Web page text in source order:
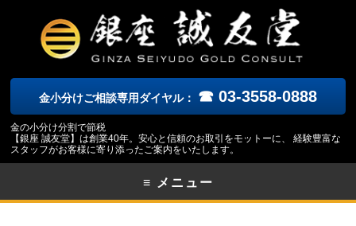
金小分けご相談専用ダイヤル： ☎ 03-3558-0888
金の小分け分割で節税
【銀座 誠友堂】は創業40年。安心と信頼のお取引をモットーに、 経験豊富な
スタッフがお客様に寄り添ったご案内をいたします。
≡ メニュー